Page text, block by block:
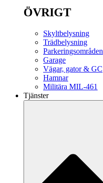
ÖVRIGT
Skyltbelysning
Trädbelysning
Parkeringsområden
Garage
Vägar, gator & GC
Hamnar
Militära MIL-461
Tjänster